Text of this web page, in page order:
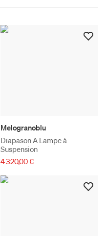
Melogranoblu
Diapason A Lampe à
Suspension
4 320,00 €